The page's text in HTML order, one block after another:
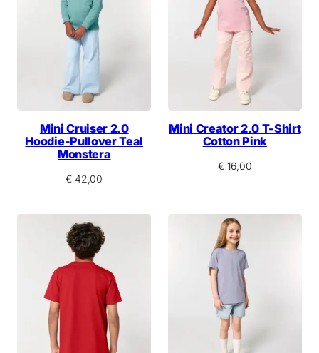
Mini Cruiser 2.0
Hoodie-Pullover Teal
Monstera
€ 42,00
Mini Creator 2.0 T-Shirt
Cotton Pink
€16,00